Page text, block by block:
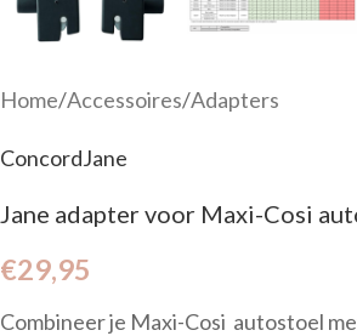
Home/Accessoires/Adapters
ConcordJane
Jane adapter voor Maxi-Cosi
€29,95
Combineer je Maxi-Cosi autostoel